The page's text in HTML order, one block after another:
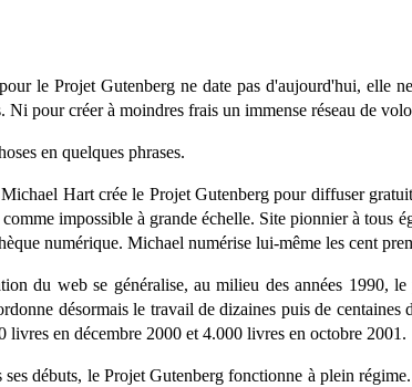
le Projet Gutenberg ne date pas d'aujourd'hui, elle
Ni pour créer à moindres frais un immense réseau de
en quelques phrases.
Hart crée le Projet Gutenberg pour diffuser
comme impossible à grande échelle. Site pionnier à
numérique. Michael numérise lui-même les cent
du web se généralise, au milieu des années 1990,
désormais le travail de dizaines puis de
livres en décembre 2000 et 4.000 livres en octobre 2001.
ses débuts, le Projet Gutenberg fonctionne à plein